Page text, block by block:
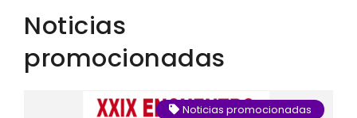
Noticias
promocionadas
Noticias promocionadas